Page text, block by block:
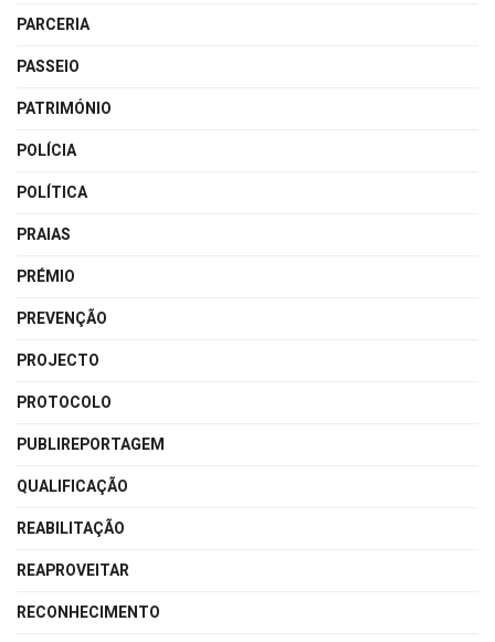
PARCERIA
PASSEIO
PATRIMÓNIO
POLÍCIA
POLÍTICA
PRAIAS
PRÉMIO
PREVENÇÃO
PROJECTO
PROTOCOLO
PUBLIREPORTAGEM
QUALIFICAÇÃO
REABILITAÇÃO
REAPROVEITAR
RECONHECIMENTO